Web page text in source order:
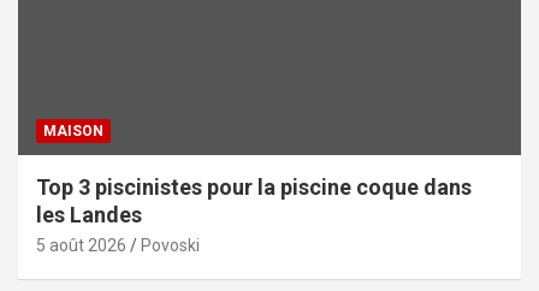
MAISON
Top 3 piscinistes pour la piscine coque dans
les Landes
5 août 2026 Povoski